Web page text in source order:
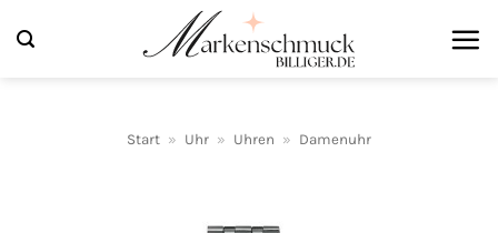
Inhalt
Start » Uhr » Uhren » Damenuhr